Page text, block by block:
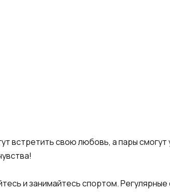
встретить свою любовь, а пары смогут
и занимайтесь спортом.